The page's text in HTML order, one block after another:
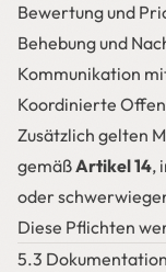
Bewertung und
Behebung und
Kommunikation
Koordinierte
Zusätzlich gelten
gemäßArtikel 14,
oder
Diese Pflichten
5.3